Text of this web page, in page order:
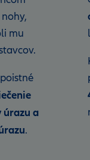
mu
úrazu a
.